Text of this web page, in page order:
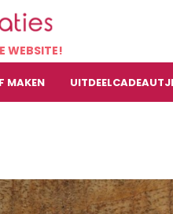
WEBSITE!
MAKEN